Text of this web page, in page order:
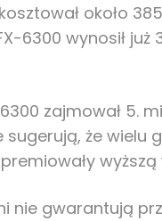
około
6300 wynosił
zajmował 5.
sugerują, że wielu
nie gwarantują